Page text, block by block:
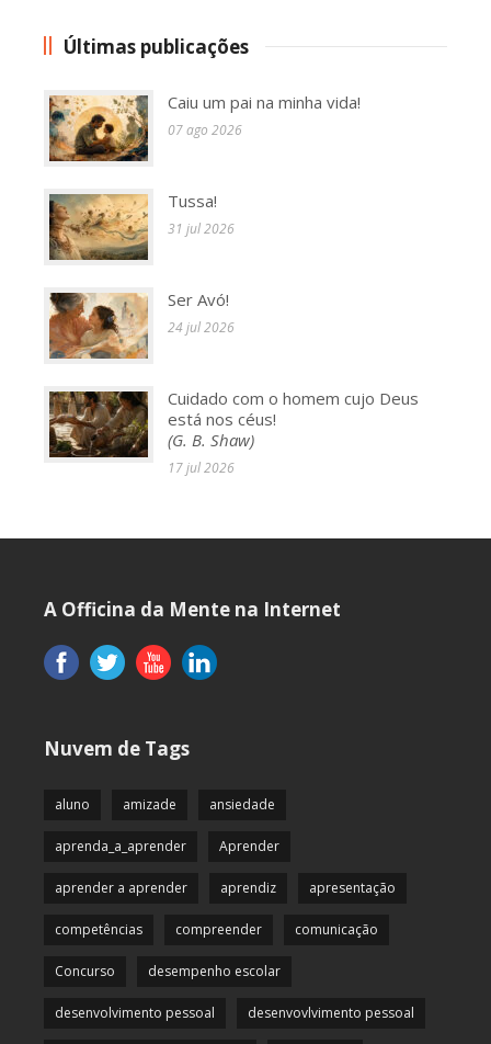
Últimas publicações
Caiu um pai na minha vida!
07 ago 2026
Tussa!
31 jul 2026
Ser Avó!
24 jul 2026
Cuidado com o homem cujo Deus
está nos céus!
(G. B. Shaw)
17 jul 2026
A Officina da Mente na Internet
Nuvem de Tags
aluno amizade ansiedade
aprenda_a_aprender Aprender
aprender a aprender aprendiz apresentação
competências compreender comunicação
Concurso desempenho escolar
desenvolvimento pessoal desenvovlvimento pessoal